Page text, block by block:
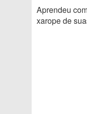
Aprendeu
xarope de